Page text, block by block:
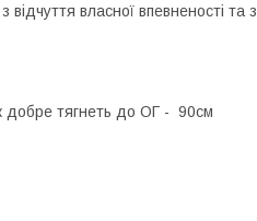
власної впевненості та
добре тягнеть до ОГ - 90см